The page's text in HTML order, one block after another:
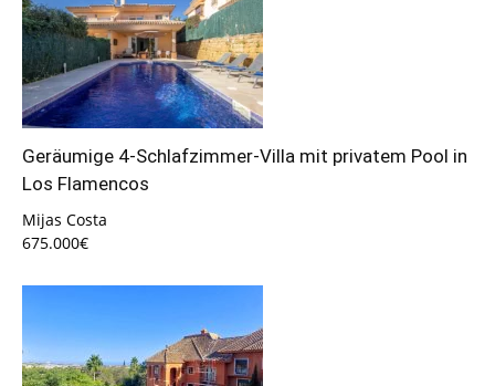
Geräumige 4-Schlafzimmer-Villa mit privatem Pool in
Los Flamencos
Mijas Costa
675.000€